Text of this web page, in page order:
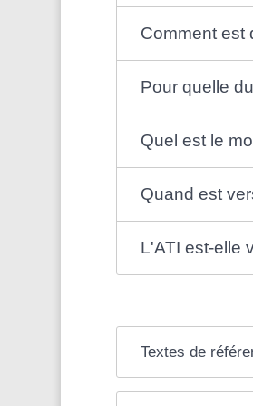
Comment est
Pour quelle
Quel est le
Quand est
L'ATI est-elle
Textes de